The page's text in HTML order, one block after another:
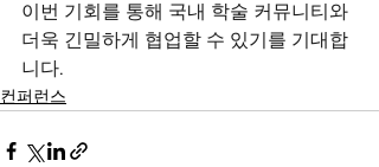
이번 기회를 통해 국내 학술 커뮤니티와
더욱 긴밀하게 협업할 수 있기를 기대합
니다.
컨퍼런스